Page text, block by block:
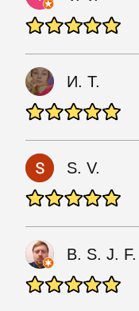
И. Т.
S. V.
B. S. J. F.